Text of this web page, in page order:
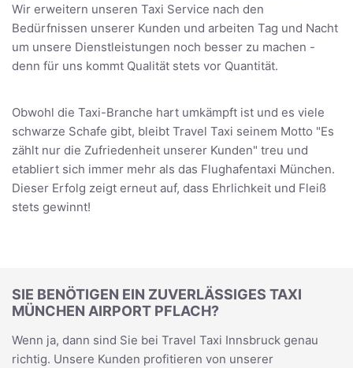
Wir erweitern unseren Taxi Service nach den
Bedürfnissen unserer Kunden und arbeiten Tag und Nacht
um unsere Dienstleistungen noch besser zu machen -
denn für uns kommt Qualität stets vor Quantität.
Obwohl die Taxi-Branche hart umkämpft ist und es viele
schwarze Schafe gibt, bleibt Travel Taxi seinem Motto "Es
zählt nur die Zufriedenheit unserer Kunden" treu und
etabliert sich immer mehr als das Flughafentaxi München.
Dieser Erfolg zeigt erneut auf, dass Ehrlichkeit und Fleiß
stets gewinnt!
SIE BENÖTIGEN EIN ZUVERLÄSSIGES TAXI
MÜNCHEN AIRPORT PFLACH?
Wenn ja, dann sind Sie bei Travel Taxi Innsbruck genau
richtig. Unsere Kunden profitieren von unserer